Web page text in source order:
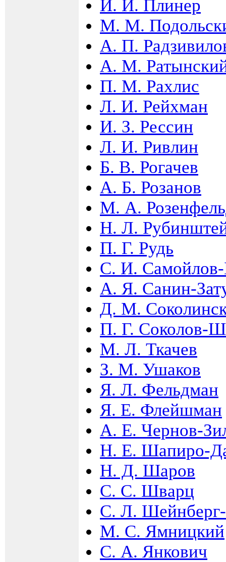
И. И. Плинер
М. М.
А. П.
А. М.
П. М. Рахлис
Л. И. Рейхман
И. З. Рессин
Л. И. Ривлин
Б. В. Рогачев
А. Б. Розанов
М. А.
Н. Л.
П. Г. Рудь
С. И. Самойлов-
А. Я. Санин-
Д. М.
П. Г. Соколов-
М. Л. Ткачев
З. М. Ушаков
Я. Л. Фельдман
Я. Е. Флейшман
А. Е. Чернов-
Н. Е. Шапиро-
Н. Д. Шаров
С. С. Шварц
С. Л.
М. С. Ямницкий
С. А. Янкович